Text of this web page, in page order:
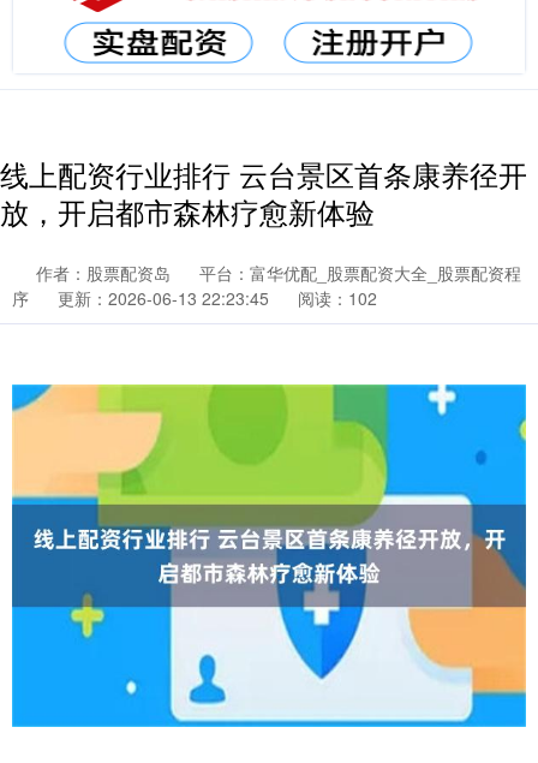
线上配资行业排行 云台景区首条康养径开
放，开启都市森林疗愈新体验
作者：股票配资岛
平台：富华优配_股票配资大全_股票配资程
序
更新：2026-06-13 22:23:45 阅读：102